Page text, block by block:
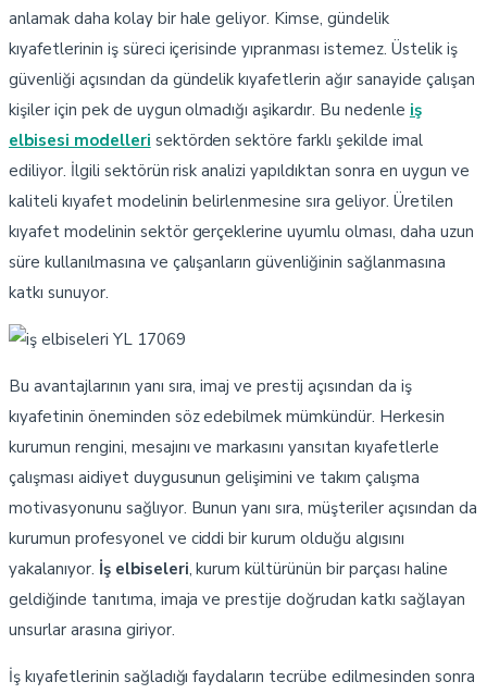
anlamak daha kolay bir hale geliyor. Kimse, gündelik
kıyafetlerinin iş süreci içerisinde yıpranması istemez. Üstelik iş
güvenliği açısından da gündelik kıyafetlerin ağır sanayide çalışan
kişiler için pek de uygun olmadığı aşikardır. Bu nedenle iş
elbisesi modelleri sektörden sektöre farklı şekilde imal
ediliyor. İlgili sektörün risk analizi yapıldıktan sonra en uygun ve
kaliteli kıyafet modelinin belirlenmesine sıra geliyor. Üretilen
kıyafet modelinin sektör gerçeklerine uyumlu olması, daha uzun
süre kullanılmasına ve çalışanların güvenliğinin sağlanmasına
katkı sunuyor.
YL 17069
Bu avantajlarının yanı sıra, imaj ve prestij açısından da iş
kıyafetinin öneminden söz edebilmek mümkündür. Herkesin
kurumun rengini, mesajını ve markasını yansıtan kıyafetlerle
çalışması aidiyet duygusunun gelişimini ve takım çalışma
motivasyonunu sağlıyor. Bunun yanı sıra, müşteriler açısından da
kurumun profesyonel ve ciddi bir kurum olduğu algısını
yakalanıyor. İş elbiseleri, kurum kültürünün bir parçası haline
geldiğinde tanıtıma, imaja ve prestije doğrudan katkı sağlayan
unsurlar arasına giriyor.
İş kıyafetlerinin sağladığı faydaların tecrübe edilmesinden sonra